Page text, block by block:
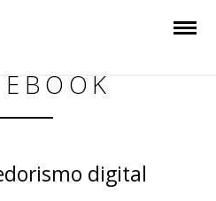
digital